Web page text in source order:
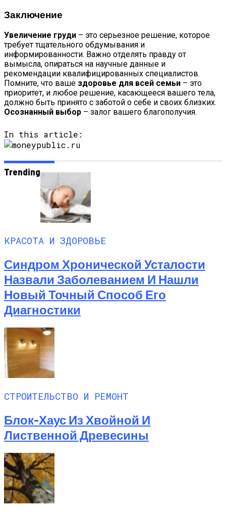
Заключение
Увеличение груди – это серьезное решение, которое
требует тщательного обдумывания и
информированности. Важно отделять правду от
вымысла, опираться на научные данные и
рекомендации квалифицированных специалистов.
Помните, что ваше здоровье для всей семьи – это
приоритет, и любое решение, касающееся вашего тела,
должно быть принято с заботой о себе и своих близких.
Осознанный выбор – залог вашего благополучия.
In this article:
Trending
КРАСОТА И ЗДОРОВЬЕ
Синдром Хронической Усталости
Назвали Заболеванием И Нашли
Новый Точный Способ Его
Диагностики
СТРОИТЕЛЬСТВО И РЕМОНТ
Блок-Хаус Из Хвойной И
Лиственной Древесины